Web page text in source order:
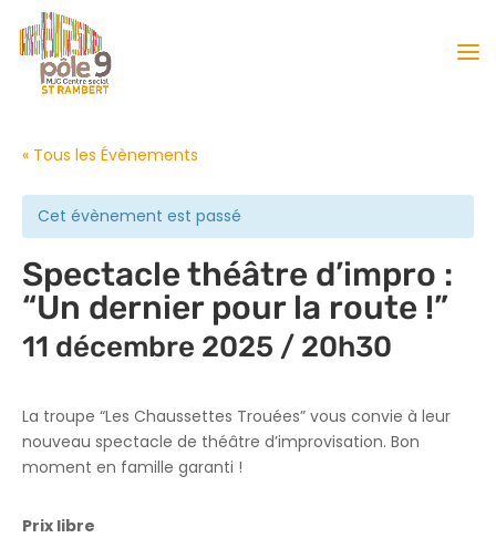
« Tous les Évènements
Cet évènement est passé
Spectacle théâtre d’impro :
“Un dernier pour la route !”
11 décembre 2025 / 20h30
La troupe “Les Chaussettes Trouées” vous convie à leur
nouveau spectacle de théâtre d’improvisation. Bon
moment en famille garanti !
Prix libre